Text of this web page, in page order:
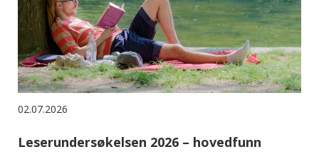
02.07.2026
Leserundersøkelsen 2026 – hovedfunn